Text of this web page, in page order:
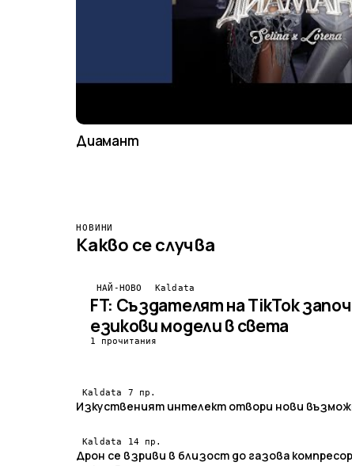
Диамант
НОВИНИ
Какво се случва
НАЙ-НОВО Kaldata
FT: Създателят на TikTok
езикови модели в света
1 прочитания
Kaldata 7 пр.
Изкуственият интелект отвори нови
Kaldata 14 пр.
Дрон се взриви в близост до газова